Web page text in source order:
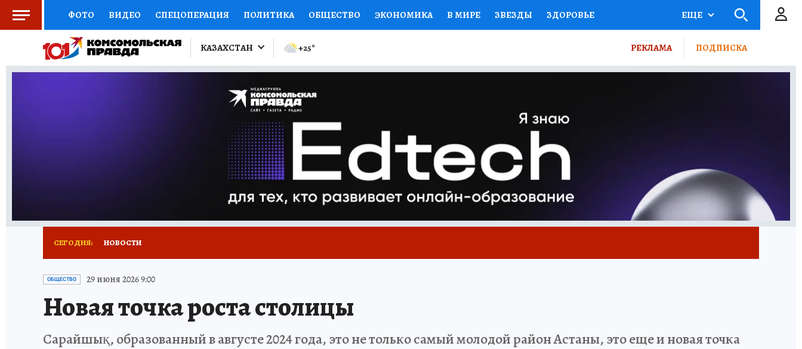
ФОТО ВИДЕО СПЕЦОПЕРАЦИЯ ПОЛИТИКА ОБЩЕСТВО ЭКОНОМИКА В МИРЕ ЗВЕЗДЫ ЗДОРОВЬЕ
КИТАЙСКИЙ ВЗГЛЯД НАУКА КИТАЙСКИЙ ВЗГЛЯД ВЫБОР ЭКСПЕРТОВ
ДОКТОР ОТКРЫВАЕМ МИР СЕМЬЯ ЖЕНСКИЕ СЕКРЕТЫ КНИЖНАЯ ПОЛКА ПРОГНОЗЫ НА СПОРТ ПРОМОКОДЫ
ДЕФИЦИТ ЖЕЛЕЗА
ВСЕ О КП РАДИО КП РЕКЛАМА ТЕСТЫ
ЕЩЕ
КАЗАХСТАН +25° РЕКЛАМА ПОДПИСКА
СЕГОДНЯ: НОВОСТИ
ОБЩЕСТВО 29 июня 2026 9:00
Новая точка роста столицы
Сарайшық, образованный в августе 2024 года, это не только самый молодой район Астаны, это еще и новая точка